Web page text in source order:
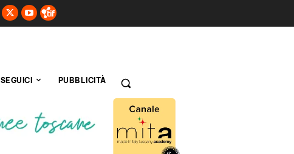
SEGUICI PUBBLICITÀ